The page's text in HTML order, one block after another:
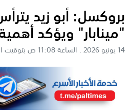
بروكسل: أبو زيد
"مينابار" ويؤكد
14 يونيو 2026 . الساعة 11:08 ص بتوقيت القدس